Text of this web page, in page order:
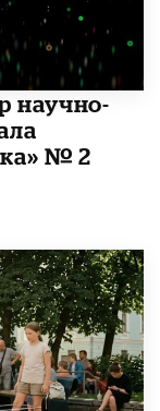
научно-
№ 2